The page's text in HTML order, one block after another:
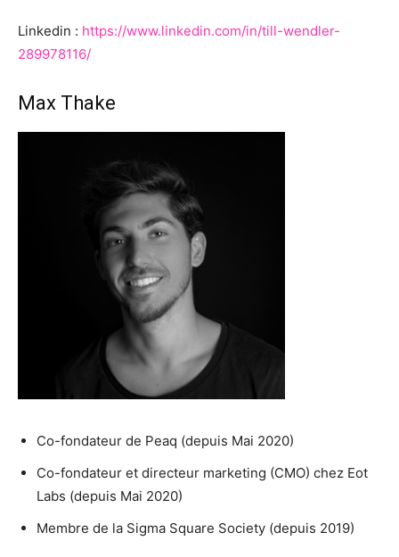
Linkedin : https://www.linkedin.com/in/till-wendler-
289978116/
Max Thake
Co-fondateur de Peaq (depuis Mai 2020)
Co-fondateur et directeur marketing (CMO) chez Eot
Labs (depuis Mai 2020)
Membre de la Sigma Square Society (depuis 2019)